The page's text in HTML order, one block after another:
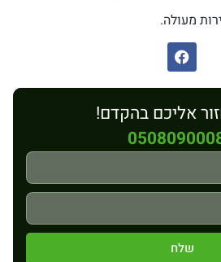
מעולה.
אליכם בהקדם!
שלח